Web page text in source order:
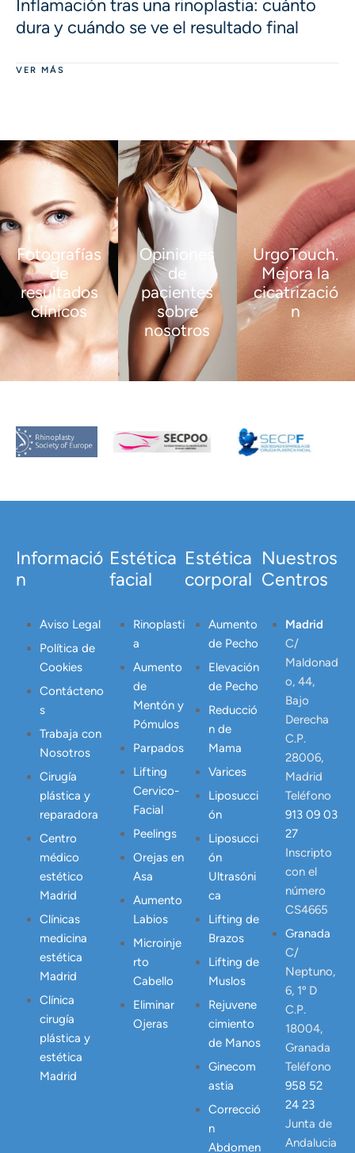
Inflamación tras una rinoplastia: cuánto
dura y cuándo se ve el resultado final
VER MÁS
Fotografías
de
resultados
clínicos
VER
MÁS
Opiniones
de
pacientes
sobre
nosotros
VER
MÁS
UrgoTouch.
Mejora la
cicatrizació
n
VER
MÁS
Informació
n
Aviso Legal
Política de
Cookies
Contácteno
s
Trabaja con
Nosotros
Cirugía
plástica y
reparadora
Centro
médico
estético
Madrid
Clínicas
medicina
estética
Madrid
Clínica
cirugía
plástica y
estética
Madrid
Estética
facial
Rinoplasti
a
Aumento
de
Mentón y
Pómulos
Parpados
Lifting
Cervico-
Facial
Peelings
Orejas en
Asa
Aumento
Labios
Microinje
rto
Cabello
Eliminar
Ojeras
Estética
corporal
Aumento
de Pecho
Elevación
de Pecho
Reducció
n de
Mama
Varices
Liposucci
ón
Liposucci
ón
Ultrasóni
ca
Lifting de
Brazos
Lifting de
Muslos
Rejuvene
cimiento
de Manos
Ginecom
astia
Correcció
n
Abdomen
Nuestros
Centros
Madrid
C/
Maldonad
o, 44,
Bajo
Derecha
C.P.
28006,
Madrid
Teléfono
913 09 03
27
Inscripto
con el
número
CS4665
Granada
C/
Neptuno,
6, 1º D
C.P.
18004,
Granada
Teléfono
958 52
24 23
Junta de
Andalucia